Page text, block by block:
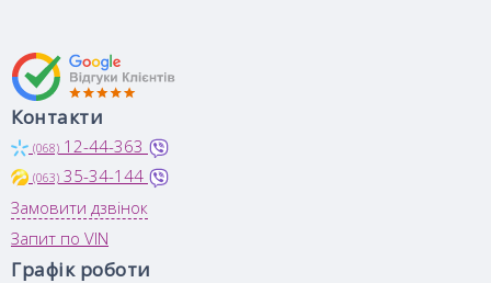
Контакти
(068) 12-44-363
(063) 35-34-144
Замовити дзвінок
Запит по VIN
Графік роботи